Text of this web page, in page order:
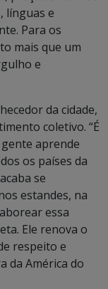
línguas e
Para os
mais que um
e
da cidade,
coletivo. “É
aprende
os países da
se
estandes, na
essa
Ele renova o
respeito e
da América do